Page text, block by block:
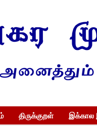
திருக்குறள் இக்கால